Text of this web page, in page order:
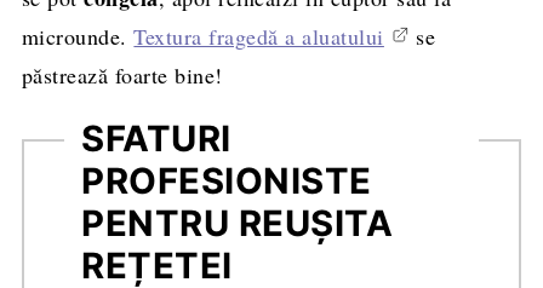
microunde.Textura fragedă a aluatului
se
păstrează foarte bine!
SFATURI
PROFESIONISTE
PENTRU REUȘITA
REȚETEI